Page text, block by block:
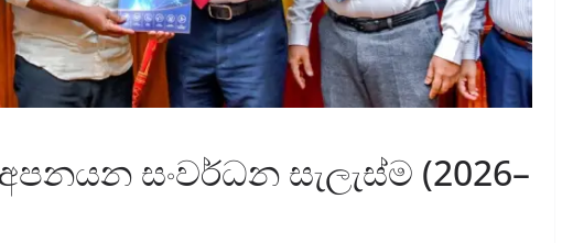
සංවර්ධන සැලැස්ම (2026–